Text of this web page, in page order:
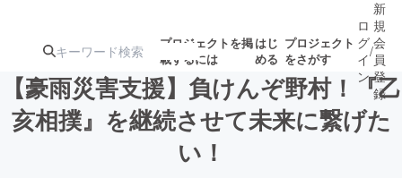
プロジェクトを掲
載するには
はじ
める
プロジェクト
をさがす
注目の新着プロ
ロ
グ
イ
ン
/
新
規
会
員
登
録
【豪雨災害支援】負けんぞ野村！『乙
亥相撲』を継続させて未来に繋げた
い！